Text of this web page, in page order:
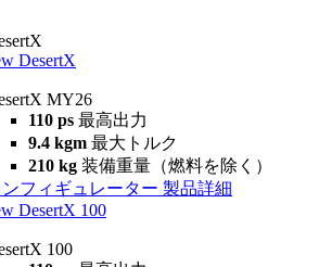
DesertX
MY26
110 ps 最高出力
9.4 kgm 最大トルク
210 kg 装備重量（燃料を除く）
ンフィギュレーター 製品詳細
DesertX 100
100